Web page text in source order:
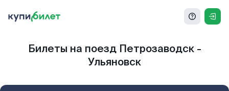
Билеты на поезд Петрозаводск -
Ульяновск